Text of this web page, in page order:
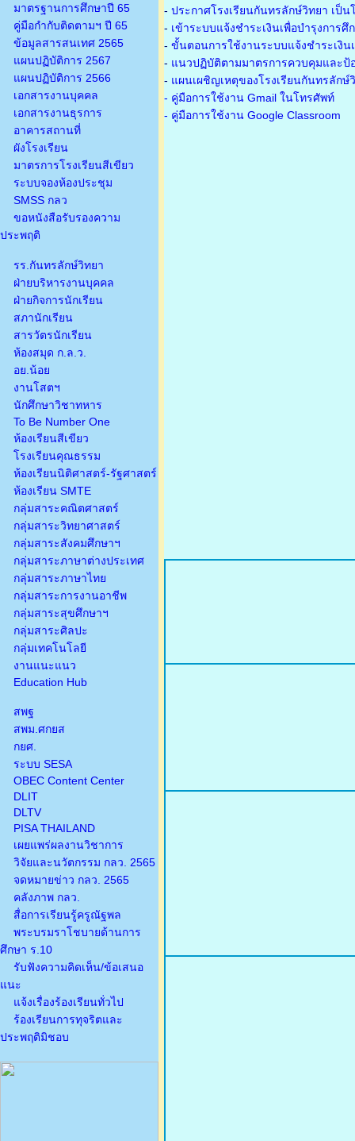
มาตรฐานการศึกษาปี 65
คู่มือกำกับติดตามฯ ปี 65
ข้อมูลสารสนเทศ 2565
แผนปฏิบัติการ 2567
แผนปฏิบัติการ 2566
เอกสารงานบุคคล
เอกสารงานธุรการ
อาคารสถานที่
ผังโรงเรียน
มาตรการโรงเรียนสีเขียว
ระบบจองห้องประชุม
SMSS กลว
ขอหนังสือรับรองความ
ประพฤติ
รร.กันทรลักษ์วิทยา
ฝ่ายบริหารงานบุคคล
ฝ่ายกิจการนักเรียน
สภานักเรียน
สารวัตรนักเรียน
ห้องสมุด ก.ล.ว.
อย.น้อย
งานโสตฯ
นักศึกษาวิชาทหาร
To Be Number One
ห้องเรียนสีเขียว
โรงเรียนคุณธรรม
ห้องเรียนนิติศาสตร์-รัฐศาสตร์
ห้องเรียน SMTE
กลุ่มสาระคณิตศาสตร์
กลุ่มสาระวิทยาศาสตร์
กลุ่มสาระสังคมศึกษาฯ
กลุ่มสาระภาษาต่างประเทศ
กลุ่มสาระภาษาไทย
กลุ่มสาระการงานอาชีพ
กลุ่มสาระสุขศึกษาฯ
กลุ่มสาระศิลปะ
กลุ่มเทคโนโลยี
งานแนะแนว
Education Hub
สพฐ
สพม.ศกยส
กยศ.
ระบบ SESA
OBEC Content Center
DLIT
DLTV
PISA THAILAND
เผยแพร่ผลงานวิชาการ
วิจัยและนวัตกรรม กลว. 2565
จดหมายข่าว กลว. 2565
คลังภาพ กลว.
สื่อการเรียนรู้ครูณัฐพล
พระบรมราโชบายด้านการ
ศึกษา ร.10
รับฟังความคิดเห็น/ข้อเสนอ
แนะ
แจ้งเรื่องร้องเรียนทั่วไป
ร้องเรียนการทุจริตและ
ประพฤติมิชอบ
- ประกาศโรงเรียนกันทรลักษ์วิทยา เป็
- เข้าระบบแจ้งชำระเงินเพื่อบำรุงการศึ
- ขั้นตอนการใช้งานระบบแจ้งชำระเงิน
- แนวปฏิบัติตามมาตรการควบคุมและป้
- แผนเผชิญเหตุของโรงเรียนกันทรลัก
- คู่มือการใช้งาน Gmail ในโทรศัพท์
- คู่มือการใช้งาน Google Classroom